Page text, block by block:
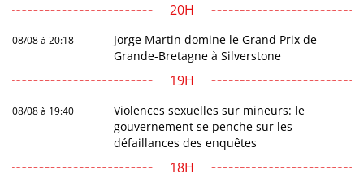
20H
08/08 à 20:18
Jorge Martin domine le Grand Prix de
Grande-Bretagne à Silverstone
19H
08/08 à 19:40
Violences sexuelles sur mineurs: le
gouvernement se penche sur les
défaillances des enquêtes
18H